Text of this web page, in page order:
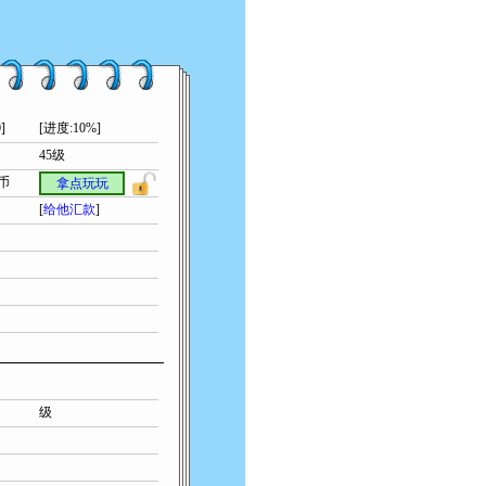
[进度:10%]
45级
拿点玩玩
[给他汇款]
级